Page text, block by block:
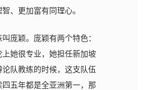
、更加富有同理心。
庞颖。庞颖有两个特色：
上她很专业，她担任新加坡
论队教练的时候，这支队伍
四五年都是全亚洲第一，那